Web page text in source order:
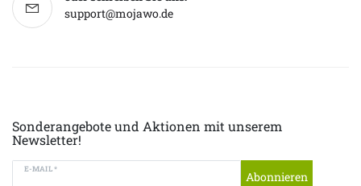
support@mojawo.de
Sonderangebote und Aktionen mit unserem
Newsletter!
E-MAIL *
Abonnieren